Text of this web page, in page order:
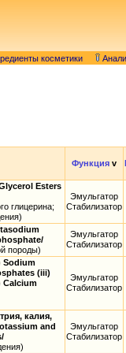
косметики
Функция v
Esters
глицерина;
Эмульгатор
Стабилизатор
породы)
Эмульгатор
Стабилизатор
Sodium
(iii)
Calcium
Эмульгатор
Стабилизатор
калия,
and
Эмульгатор
Стабилизатор